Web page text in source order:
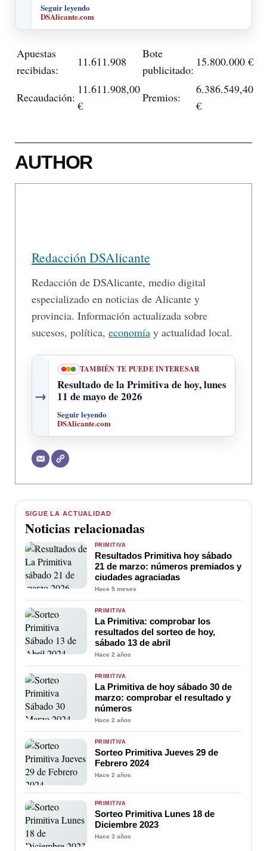
Seguir leyendo
DSAlicante.com
Apuestas
recibidas:
11.611.908
Bote
publicitado:
15.800.000 €
Recaudación:
11.611.908,00
€
Premios:
6.386.549,40
€
AUTHOR
Redacción DSAlicante
Redacción de DSAlicante, medio digital
especializado en noticias de Alicante y
provincia. Información actualizada sobre
sucesos, política, economía y actualidad local.
→
TAMBIÉN TE PUEDE INTERESAR
Resultado de la Primitiva de hoy, lunes
11 de mayo de 2026
Seguir leyendo
DSAlicante.com
SIGUE LA ACTUALIDAD
Noticias relacionadas
PRIMITIVA
Resultados Primitiva hoy sábado
21 de marzo: números premiados y
ciudades agraciadas
Hace 5 meses
PRIMITIVA
La Primitiva: comprobar los
resultados del sorteo de hoy,
sábado 13 de abril
Hace 2 años
PRIMITIVA
La Primitiva de hoy sábado 30 de
marzo: comprobar el resultado y
números
Hace 2 años
PRIMITIVA
Sorteo Primitiva Jueves 29 de
Febrero 2024
Hace 2 años
PRIMITIVA
Sorteo Primitiva Lunes 18 de
Diciembre 2023
Hace 3 años